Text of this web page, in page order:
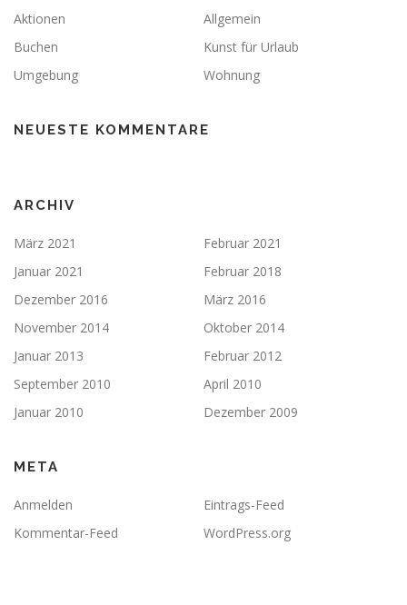
Aktionen
Allgemein
Buchen
Kunst für Urlaub
Umgebung
Wohnung
NEUESTE KOMMENTARE
ARCHIV
März 2021
Februar 2021
Januar 2021
Februar 2018
Dezember 2016
März 2016
November 2014
Oktober 2014
Januar 2013
Februar 2012
September 2010
April 2010
Januar 2010
Dezember 2009
META
Anmelden
Eintrags-Feed
Kommentar-Feed
WordPress.org